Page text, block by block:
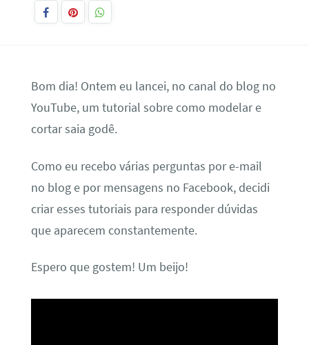
Bom dia! Ontem eu lancei, no canal do blog no
YouTube, um tutorial sobre como modelar e
cortar saia godê.
Como eu recebo várias perguntas por e-mail
no blog e por mensagens no Facebook, decidi
criar esses tutoriais para responder dúvidas
que aparecem constantemente.
Espero que gostem! Um beijo!